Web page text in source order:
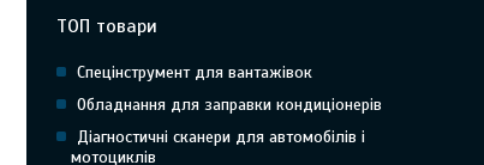
ТОП товари
Спецінструмент для вантажівок
Обладнання для заправки кондиціонерів
Діагностичні сканери для автомобілів і
мотоциклів